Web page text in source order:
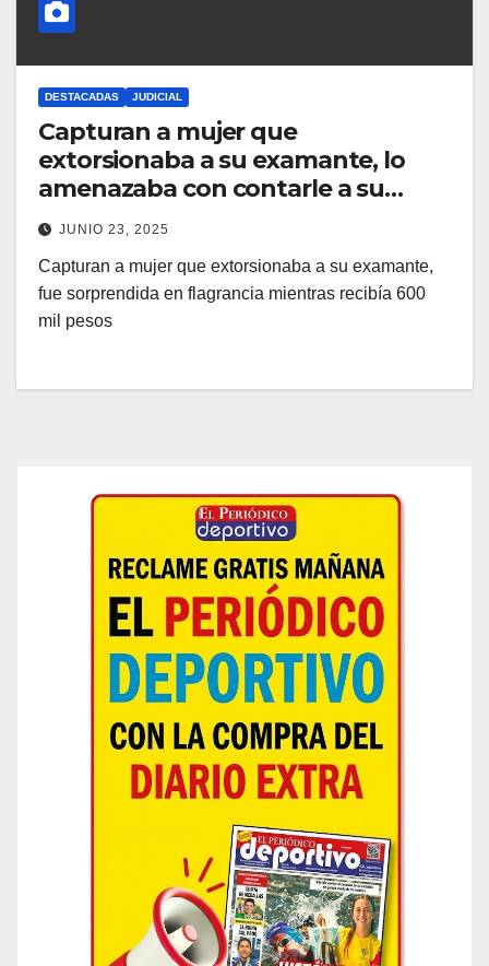
DESTACADAS JUDICIAL
Capturan a mujer que
extorsionaba a su examante, lo
amenazaba con contarle a su
pareja
JUNIO 23, 2025
Capturan a mujer que extorsionaba a su examante,
fue sorprendida en flagrancia mientras recibía 600
mil pesos